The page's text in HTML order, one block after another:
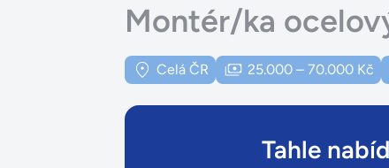
Montér/ka
Celá ČR 25.000 – 70.000 Kč
Tahle